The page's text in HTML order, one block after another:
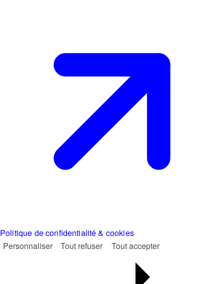
Politique de confidentialité & cookies
Personnaliser
Tout refuser Tout accepter